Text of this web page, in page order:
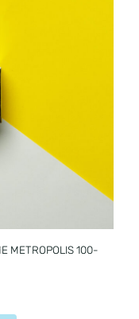
METROPOLIS 100-